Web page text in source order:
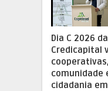
Dia C 2026
Credicapital
comunidade
cidadania